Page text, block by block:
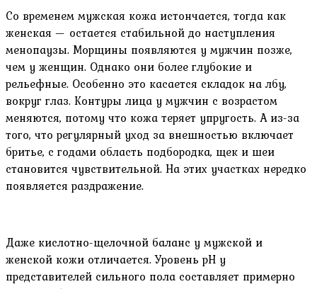
Со временем мужская кожа истончается, тогда как
женская — остается стабильной до наступления
менопаузы. Морщины появляются у мужчин позже,
чем у женщин. Однако они более глубокие и
рельефные. Особенно это касается складок на лбу,
вокруг глаз. Контуры лица у мужчин с возрастом
меняются, потому что кожа теряет упругость. А из-за
того, что регулярный уход за внешностью включает
бритье, с годами область подбородка, щек и шеи
становится чувствительной. На этих участках нередко
появляется раздражение.
Даже кислотно-щелочной баланс у мужской и
женской кожи отличается. Уровень pH у
представителей сильного пола составляет примерно